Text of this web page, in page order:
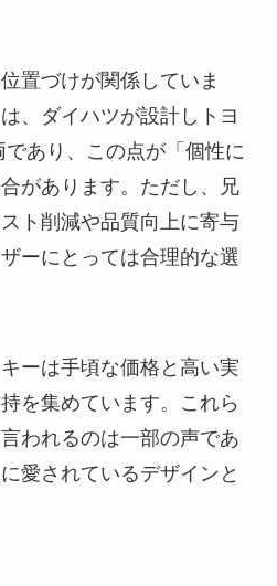
置づけが関係していま
、ダイハツが設計しトヨ
あり、この点が「個性に
があります。ただし、兄
ト削減や品質向上に寄与
ーにとっては合理的な選
ーは手頃な価格と高い実
を集めています。これら
われるのは一部の声であ
愛されているデザインと